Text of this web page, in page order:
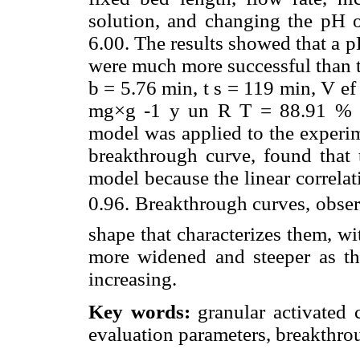
solution, and changing the pH
6.00. The results showed that a
were much more successful
b = 5.76 min, t s = 119 min, V
mg×g -1 y un R T = 88.91 %
model was applied to the
breakthrough curve, found
model because the linear
0.96. Breakthrough curves,
shape that characterizes them,
more widened and steeper as
increasing.
Key words: granular activated
evaluation parameters,